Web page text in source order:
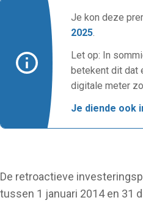
Je kon deze
2025.
Let op: In
betekent dit dat
digitale meter
Je diende ook
De retroactieve
tussen 1 januari 2014 en 31